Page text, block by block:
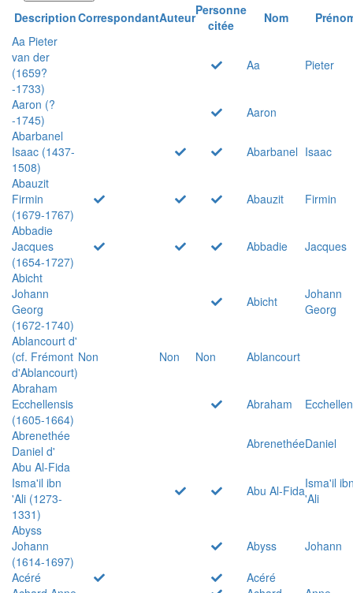
DescriptionCorrespondantAuteurPersonne
citée
Nom
Aa Pieter
van der
(1659?
-1733)
Aa Pieter
Aaron (?
-1745)
Aaron
Abarbanel
Isaac (1437-
1508)
Abarbanel Isaac
Abauzit
Firmin
(1679-1767)
Abauzit
Firmin
Abbadie
Jacques
(1654-1727)
Abbadie
Jacques
Abicht
Johann
Georg
(1672-1740)
Abicht
Johann
Georg
Ablancourt d'
(cf. Frémont
d'Ablancourt)
Non Non Non
Ablancourt
Abraham
Ecchellensis
(1605-1664)
Abraham
Abrenethée
Daniel d'
AbrenethéeDaniel
Abu Al-Fida
Isma'il ibn
'Ali (1273-
1331)
Abu Al-FidaIsma'il
'Ali
Abyss
Johann
(1614-1697)
Abyss
Johann
Acéré
Acéré